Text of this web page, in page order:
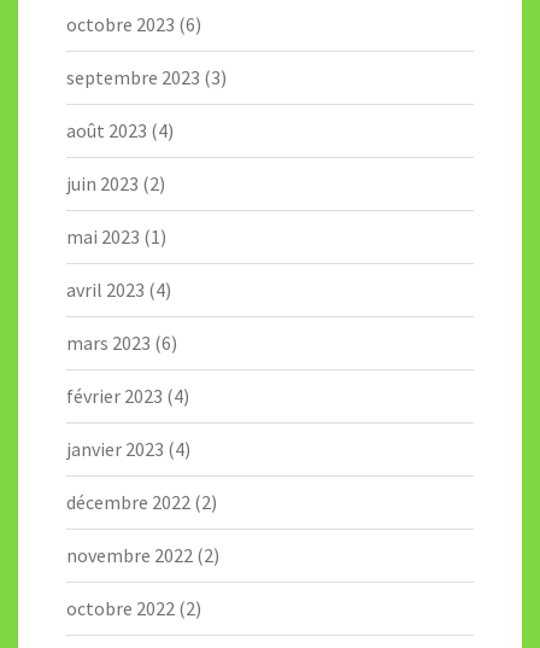
octobre 2023 (6)
septembre 2023 (3)
août 2023 (4)
juin 2023 (2)
mai 2023 (1)
avril 2023 (4)
mars 2023 (6)
février 2023 (4)
janvier 2023 (4)
décembre 2022 (2)
novembre 2022 (2)
octobre 2022 (2)